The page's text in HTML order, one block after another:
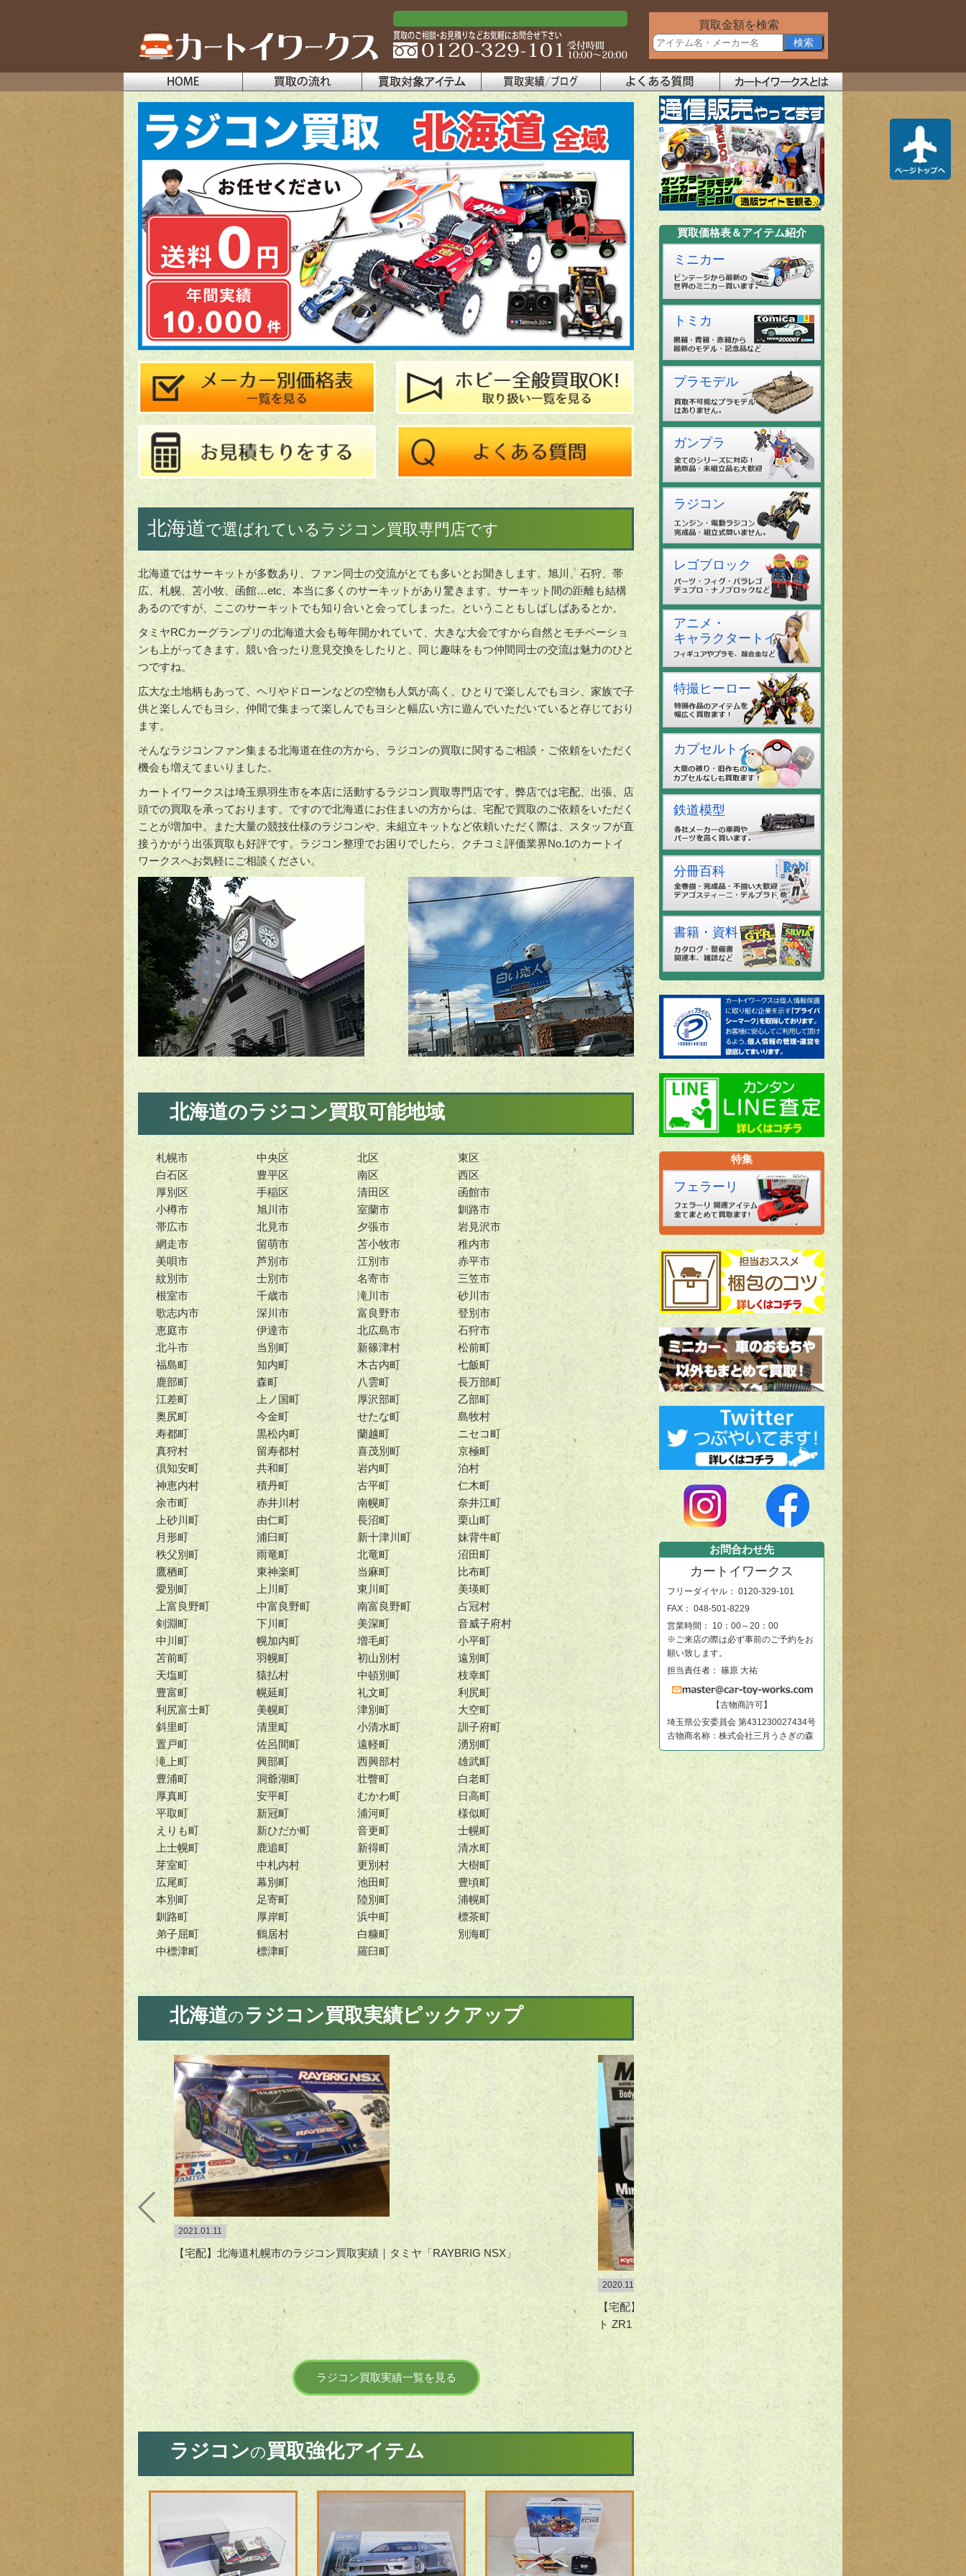
買取金額を検索
北海道で選ばれているラジコン買取専門店です
北海道ではサーキットが多数あり、ファン同士の交流がとても多いとお聞きします。旭川、石狩、帯
広、札幌、苫小牧、函館…etc、本当に多くのサーキットがあり驚きます。サーキット間の距離も結構
あるのですが、ここのサーキットでも知り合いと会ってしまった。ということもしばしばあるとか。
タミヤRCカーグランプリの北海道大会も毎年開かれていて、大きな大会ですから自然とモチベーショ
ンも上がってきます。競い合ったり意見交換をしたりと、同じ趣味をもつ仲間同士の交流は魅力のひと
つですね。
広大な土地柄もあって、ヘリやドローンなどの空物も人気が高く、ひとりで楽しんでもヨシ、家族で子
供と楽しんでもヨシ、仲間で集まって楽しんでもヨシと幅広い方に遊んでいただいていると存じており
ます。
そんなラジコンファン集まる北海道在住の方から、ラジコンの買取に関するご相談・ご依頼をいただく
機会も増えてまいりました。
カートイワークスは埼玉県羽生市を本店に活動するラジコン買取専門店です。弊店では宅配、出張、店
頭での買取を承っております。ですので北海道にお住まいの方からは、宅配で買取のご依頼をいただく
ことが増加中。また大量の競技仕様のラジコンや、未組立キットなど依頼いただく際は、スタッフが直
接うかがう出張買取も好評です。ラジコン整理でお困りでしたら、クチコミ評価業界No.1のカートイ
ワークスへお気軽にご相談ください。
北海道のラジコン買取可能地域
札幌市 中央区 北区
東区
白石区
豊平区 南区
西区
厚別区
手稲区 清田区
函館市
小樽市
旭川市 室蘭市
釧路市
帯広市
北見市 夕張市
岩見沢市
網走市
留萌市 苫小牧市
稚内市
美唄市
芦別市 江別市
赤平市
紋別市
士別市 名寄市
三笠市
根室市
千歳市 滝川市
砂川市
歌志内市
深川市 富良野市
登別市
恵庭市
伊達市 北広島市
石狩市
北斗市
当別町 新篠津村
松前町
福島町
知内町 木古内町
七飯町
鹿部町
森町 八雲町
長万部町
江差町
上ノ国町 厚沢部町
乙部町
奥尻町
今金町 せたな町
島牧村
寿都町
黒松内町 蘭越町
ニセコ町
真狩村
留寿都村 喜茂別町
京極町
倶知安町
共和町 岩内町
泊村
神恵内村
積丹町 古平町
仁木町
余市町
赤井川村 南幌町
奈井江町
上砂川町
由仁町 長沼町
栗山町
月形町
浦臼町 新十津川町
妹背牛町
秩父別町
雨竜町 北竜町
沼田町
鷹栖町
東神楽町 当麻町
比布町
愛別町
上川町 東川町
美瑛町
上富良野町
中富良野町 南富良野町
占冠村
剣淵町
下川町 美深町
音威子府村
中川町
幌加内町 増毛町
小平町
苫前町
羽幌町 初山別村
遠別町
天塩町
猿払村 中頓別町
枝幸町
豊富町
幌延町 礼文町
利尻町
利尻富士町
美幌町 津別町
大空町
斜里町
清里町 小清水町
訓子府町
置戸町
佐呂間町 遠軽町
湧別町
滝上町
興部町 西興部村
雄武町
豊浦町
洞爺湖町 壮瞥町
白老町
厚真町
安平町 むかわ町
日高町
平取町
新冠町 浦河町
様似町
えりも町
新ひだか町 音更町
士幌町
上士幌町
鹿追町 新得町
清水町
芽室町
中札内村 更別村
大樹町
広尾町
幕別町 池田町
豊頃町
本別町
足寄町 陸別町
浦幌町
釧路町
厚岸町 浜中町
標茶町
弟子屈町
鶴居村 白糠町
別海町
中標津町
標津町 羅臼町
北海道の ラジコン買取実績ピックアップ
2021.01.11
【宅配】北海道札幌市のラジコン買取実績｜タミヤ「RAYBRIG NSX」
2020.11.13
【宅配】北海道根室市のラジコン買取実績｜京商「ASC MR03 RWD シボ
ト ZR1 オレンジ MZP240OR」など
ラジコン買取実績一覧を見る
ラジコンの買取強化アイテム
買取価格表＆アイテム紹介
ミニカー
トミカ
プラモデル
ガンプラ
ラジコン
レゴブロック
アニメ・
キャラクタートイ
特撮ヒーロー
カプセルトイ
鉄道模型
分冊百科
書籍・資料
特集
フェラーリ
お問合わせ先
カートイワークス
フリーダイヤル： 0120-329-101
FAX： 048-501-8229
営業時間： 10：00～20：00
※ご来店の際は必ず事前のご予約をお
願い致します。
担当責任者： 篠原 大祐
【古物商許可】
埼玉県公安委員会 第431230027434号
古物商名称：株式会社三月うさぎの森